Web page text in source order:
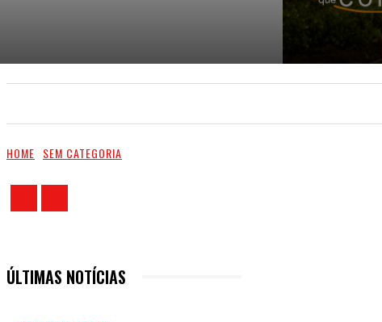
HOME SEM CATEGORIA
ÚLTIMAS NOTÍCIAS